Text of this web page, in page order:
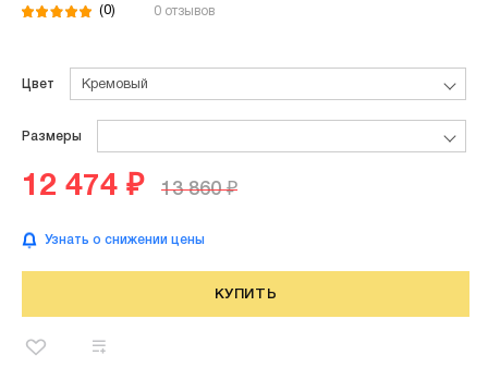
(0) 0 отзывов
Цвет Кремовый
Размеры
12 474 ₽ 13 860 ₽
Узнать о снижении цены
КУПИТЬ